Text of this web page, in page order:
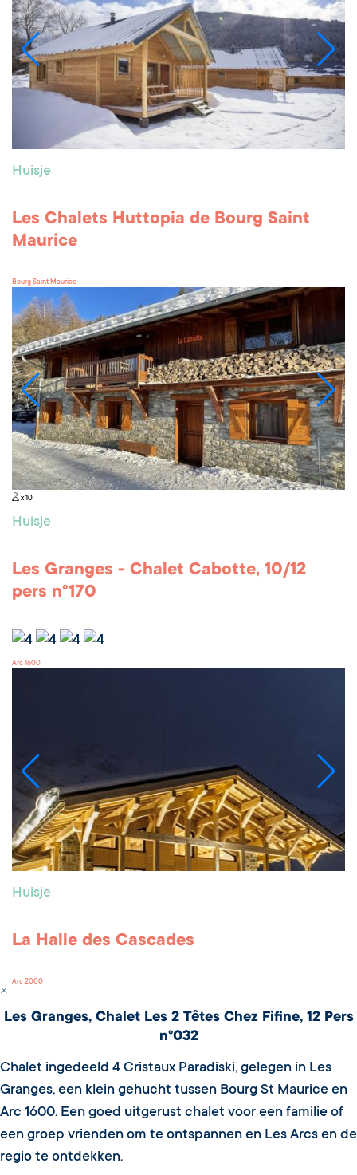
Huisje
Les Chalets Huttopia de Bourg Saint
Maurice
Bourg Saint Maurice
x 10
Huisje
Les Granges - Chalet Cabotte, 10/12
pers n°170
Arc 1600
Huisje
La Halle des Cascades
Arc 2000
Les Granges, Chalet Les 2 Têtes Chez Fifine, 12 Pers
n°032
Chalet ingedeeld 4 Cristaux Paradiski, gelegen in Les
Granges, een klein gehucht tussen Bourg St Maurice en
Arc 1600. Een goed uitgerust chalet voor een familie of
een groep vrienden om te ontspannen en Les Arcs en de
regio te ontdekken.